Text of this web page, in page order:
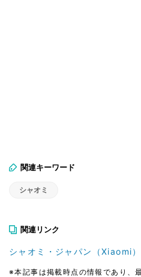
関連キーワード
シャオミ
関連リンク
シャオミ・ジャパン（Xiaomi）
※本記事は掲載時点の情報であり、